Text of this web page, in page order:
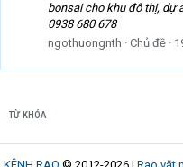
bonsai cho khu đô thị, dự
0938 680 678
ngothuongnth
Chủ đề
TỪ KHÓA